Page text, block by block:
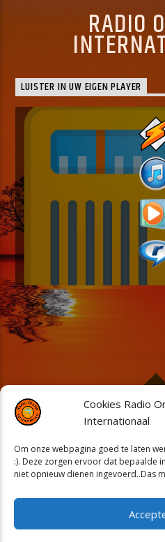
Cookies Radio
Internationaal
Om onze webpagina goed te laten
:). Deze zorgen ervoor dat bepaalde
niet opnieuw dienen ingevoerd..Das
RADIO
LUISTER IN UW EIGEN PLAYER
© 2009 - 2026 Radio Oranje